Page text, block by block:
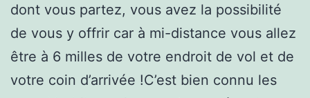
dont vous partez, vous avez la possibilité
de vous y offrir car à mi-distance vous allez
être à 6 milles de votre endroit de vol et de
votre coin d’arrivée !C’est bien connu les